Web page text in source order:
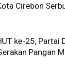
Cirebon
ke-25, Partai
Pangan